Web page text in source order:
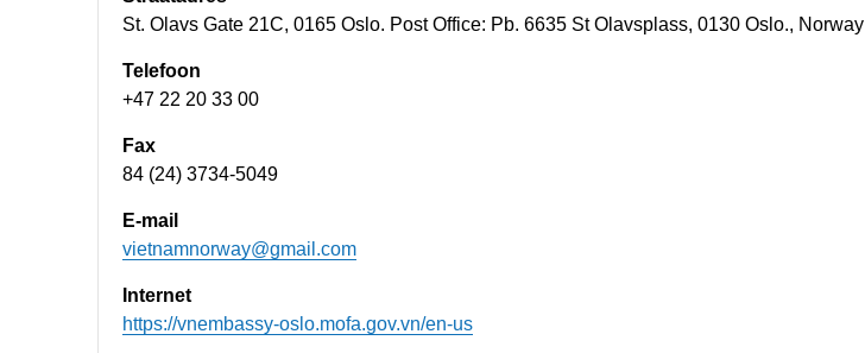
St. Olavs Gate 21C, 0165 Oslo. Post Office: Pb. 6635 St Olavsplass, 0130 Oslo., Norway
Telefoon
+47 22 20 33 00
Fax
84 (24) 3734-5049
E-mail
vietnamnorway@gmail.com
Internet
https://vnembassy-oslo.mofa.gov.vn/en-us